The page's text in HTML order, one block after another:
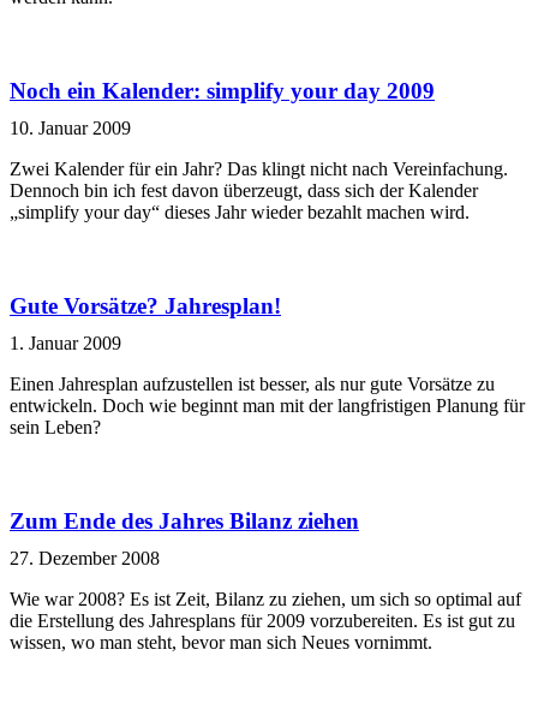
Noch ein Kalender: simplify your day 2009
10. Januar 2009
Zwei Kalender für ein Jahr? Das klingt nicht nach Vereinfachung.
Dennoch bin ich fest davon überzeugt, dass sich der Kalender
„simplify your day“ dieses Jahr wieder bezahlt machen wird.
Gute Vorsätze? Jahresplan!
1. Januar 2009
Einen Jahresplan aufzustellen ist besser, als nur gute Vorsätze zu
entwickeln. Doch wie beginnt man mit der langfristigen Planung für
sein Leben?
Zum Ende des Jahres Bilanz ziehen
27. Dezember 2008
Wie war 2008? Es ist Zeit, Bilanz zu ziehen, um sich so optimal auf
die Erstellung des Jahresplans für 2009 vorzubereiten. Es ist gut zu
wissen, wo man steht, bevor man sich Neues vornimmt.